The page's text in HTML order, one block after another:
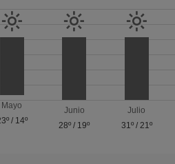
Mayo
/ 14º
Junio
28º / 19º
Julio
31º/ 21º